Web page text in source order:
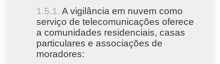
A vigilância em nuvem como
serviço de telecomunicações oferece
a comunidades residenciais, casas
particulares e associações de
moradores: